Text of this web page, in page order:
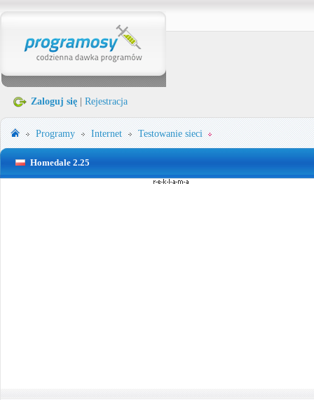
Zaloguj się Rejestracja
Programy Internet Testowanie sieci
Homedale 2.25